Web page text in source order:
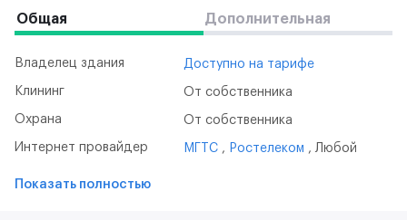
Общая Дополнительная
Владелец здания Доступно на тарифе
Клининг От собственника
Охрана От собственника
Интернет провайдер МГТС Ростелеком Любой
Показать полностью